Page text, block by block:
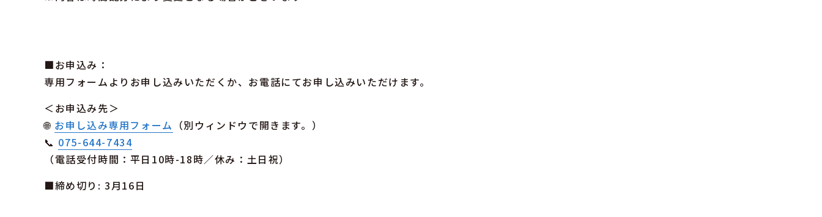
■お申込み：
専用フォームよりお申し込みいただくか、お電話にてお申し込みいただけます。
＜お申込み先＞
🌐 お申し込み専用フォーム （別ウィンドウで開きます。）
📞 075-644-7434
（電話受付時間：平日10時-18時／休み：土日祝）
■締め切り: 3月16日